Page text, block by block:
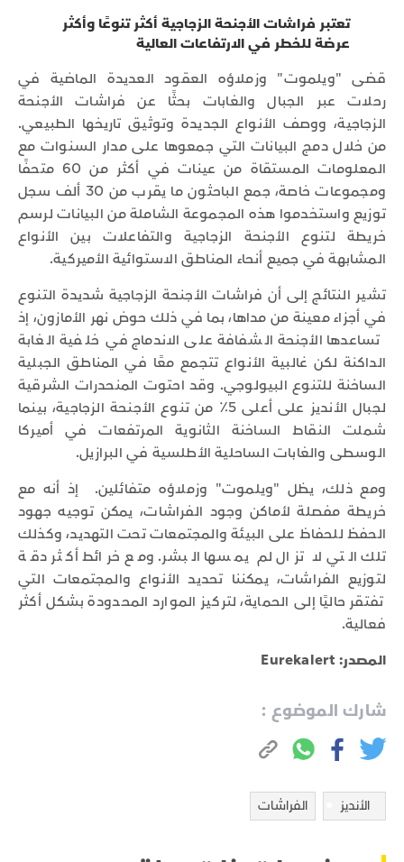
تعتبر فراشات الأجنحة الزجاجية أكثر تنوعًا وأكثر
عرضة للخطر في الارتفاعات العالية
قضى "ويلموت" وزملاؤه العقود العديدة الماضية في
رحلات عبر الجبال والغابات بحثًا عن فراشات الأجنحة
الزجاجية، ووصف الأنواع الجديدة وتوثيق تاريخها الطبيعي.
من خلال دمج البيانات التي جمعوها على مدار السنوات مع
المعلومات المستقاة من عينات في أكثر من 60 متحفًا
ومجموعات خاصة، جمع الباحثون ما يقرب من 30 ألف سجل
توزيع واستخدموا هذه المجموعة الشاملة من البيانات لرسم
خريطة لتنوع الأجنحة الزجاجية والتفاعلات بين الأنواع
المشابهة في جميع أنحاء المناطق الاستوائية الأميركية.
تشير النتائج إلى أن فراشات الأجنحة الزجاجية شديدة التنوع
في أجزاء معينة من مداها، بما في ذلك حوض نهر الأمازون، إذ
تساعدها الأجنحة الشفافة على الاندماج في خلفية الغابة
الداكنة لكن غالبية الأنواع تتجمع معًا في المناطق الجبلية
الساخنة للتنوع البيولوجي. وقد احتوت المنحدرات الشرقية
لجبال الأنديز على أعلى 5٪ من تنوع الأجنحة الزجاجية، بينما
شملت النقاط الساخنة الثانوية المرتفعات في أميركا
الوسطى والغابات الساحلية الأطلسية في البرازيل.
ومع ذلك، يظل "ويلموت" وزملاؤه متفائلين. إذ أنه مع
خريطة مفصلة لأماكن وجود الفراشات، يمكن توجيه جهود
الحفظ للحفاظ على البيئة والمجتمعات تحت التهديد، وكذلك
تلك التي لا تزال لم يمسها البشر. ومع خرائط أكثر دقة
لتوزيع الفراشات، يمكننا تحديد الأنواع والمجتمعات التي
تفتقر حاليًا إلى الحماية، لتركيز الموارد المحدودة بشكل أكثر
فعالية.
المصدر: Eurekalert
شارك الموضوع :
الأنديز الفراشات